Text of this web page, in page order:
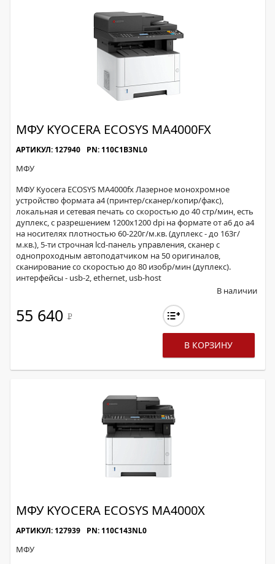
МФУ KYOCERA ECOSYS MA4000FX
АРТИКУЛ: 127940 PN: 110C1B3NL0
МФУ
МФУ Kyocera ECOSYS MA4000fx Лазерное монохромное
устройство формата а4 (принтер/сканер/копир/факс),
локальная и сетевая печать со скоростью до 40 стр/мин, есть
дуплекс, с разрешением 1200х1200 dpi на формате от а6 до а4
на носителях плотностью 60-220г/м.кв. (дуплекс - до 163г/
м.кв.), 5-ти строчная lcd-панель управления, сканер с
однопроходным автоподатчиком на 50 оригиналов,
сканирование со скоростью до 80 изобр/мин (дуплекс).
интерфейсы - usb-2, ethernet, usb-host
В наличии
55 640 Р
В КОРЗИНУ
МФУ KYOCERA ECOSYS MA4000X
АРТИКУЛ: 127939 PN: 110C143NL0
МФУ